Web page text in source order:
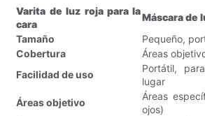
Varita de luz roja para la
cara
Máscara de
Tamaño
Pequeño,
Cobertura
Áreas
Facilidad de uso
Portátil,
lugar
Áreas objetivo
Áreas
ojos)